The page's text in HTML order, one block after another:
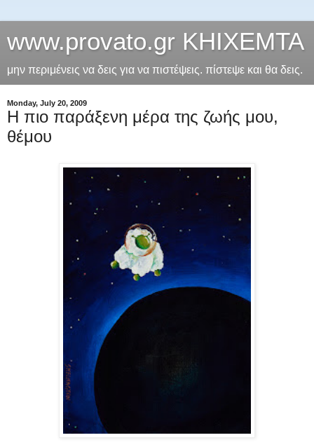
www.provato.gr ΚΗΙΧΕΜΤΑ
μην περιμένεις να δεις για να πιστέψεις. πίστεψε και θα δεις.
Monday, July 20, 2009
Η πιο παράξενη μέρα της ζωής μου,
θέμου